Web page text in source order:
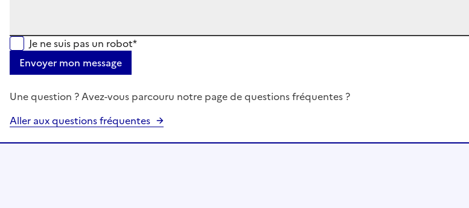
Je ne suis pas un robot*
Envoyer mon message
Une question ? Avez-vous parcouru notre page de questions fréquentes ?
Aller aux questions fréquentes